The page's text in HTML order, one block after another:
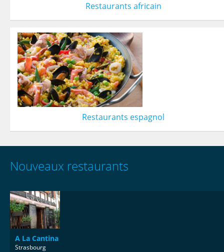
Restaurants africain
Restaurants espagnol
Nouveaux restaurants
A La Cantina
Strasbourg